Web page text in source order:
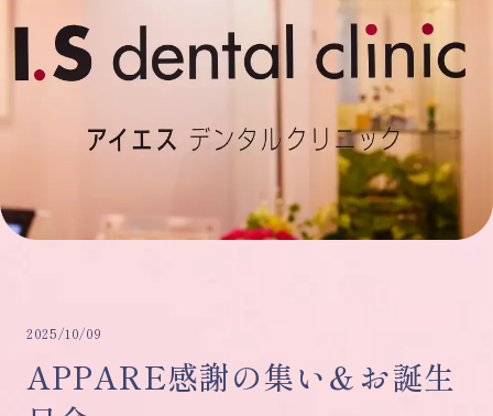
2025/10/09
APPARE感謝の集い＆お誕生